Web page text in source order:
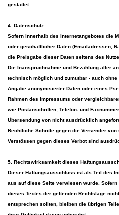
gestattet.
4. Datenschutz
Sofern innerhalb des Internetangebotes die
oder geschäftlicher Daten (Emailadressen,
die Preisgabe dieser Daten seitens des
Die Inanspruchnahme und Bezahlung aller
technisch möglich und zumutbar - auch
Angabe anonymisierter Daten oder eines
Rahmen des Impressums oder
wie Postanschriften, Telefon- und
Übersendung von nicht ausdrücklich
Rechtliche Schritte gegen die Versender von
Verstössen gegen dieses Verbot sind
5. Rechtswirksamkeit dieses
Dieser Haftungsausschluss ist als Teil des
aus auf diese Seite verwiesen wurde.
dieses Textes der geltenden Rechtslage
entsprechen sollten, bleiben die übrigen